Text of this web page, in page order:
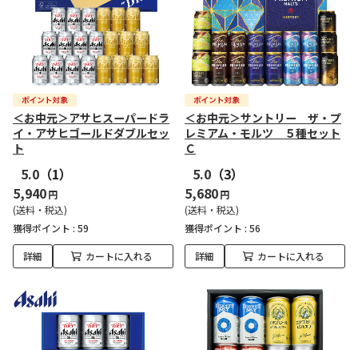
＜お中元＞アサヒスーパードラ
イ・アサヒゴールドダブルセッ
ト
5.0 （1）
5,940円
(送料・税込)
獲得ポイント : 59
詳細 カートに入れる
＜お中元＞サントリー ザ・プ
レミアム・モルツ ５種セット
Ｃ
5.0 （3）
5,680円
(送料・税込)
獲得ポイント : 56
詳細 カートに入れる